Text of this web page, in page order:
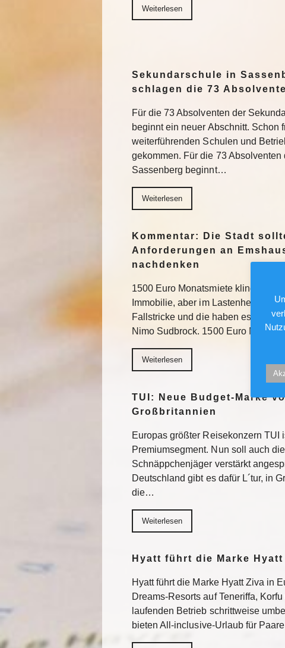
Weiterlesen
Sekundarschule in
schlagen die 73
Für die 73 Absolventen der
beginnt ein neuer Abschnitt. Schon
weiterführenden Schulen und
gekommen. Für die 73
Sassenberg beginnt…
Weiterlesen
Kommentar: Die Stadt
Anforderungen an
nachdenken
1500 Euro Monatsmiete klingt nach
Immobilie, aber im Lastenheft für
Fallstricke und die haben es in
Nimo Sudbrock. 1500 Euro
Weiterlesen
TUI: Neue Budget-Marke
Großbritannien
Europas größter Reisekonzern TUI
Premiumsegment. Nun soll auch
Schnäppchenjäger verstärkt
Deutschland gibt es dafür L´tur, in
die…
Weiterlesen
Hyatt führt die Marke
Hyatt führt die Marke Hyatt Ziva in
Dreams-Resorts auf Teneriffa,
laufenden Betrieb schrittweise
bieten All-inclusive-Urlaub für